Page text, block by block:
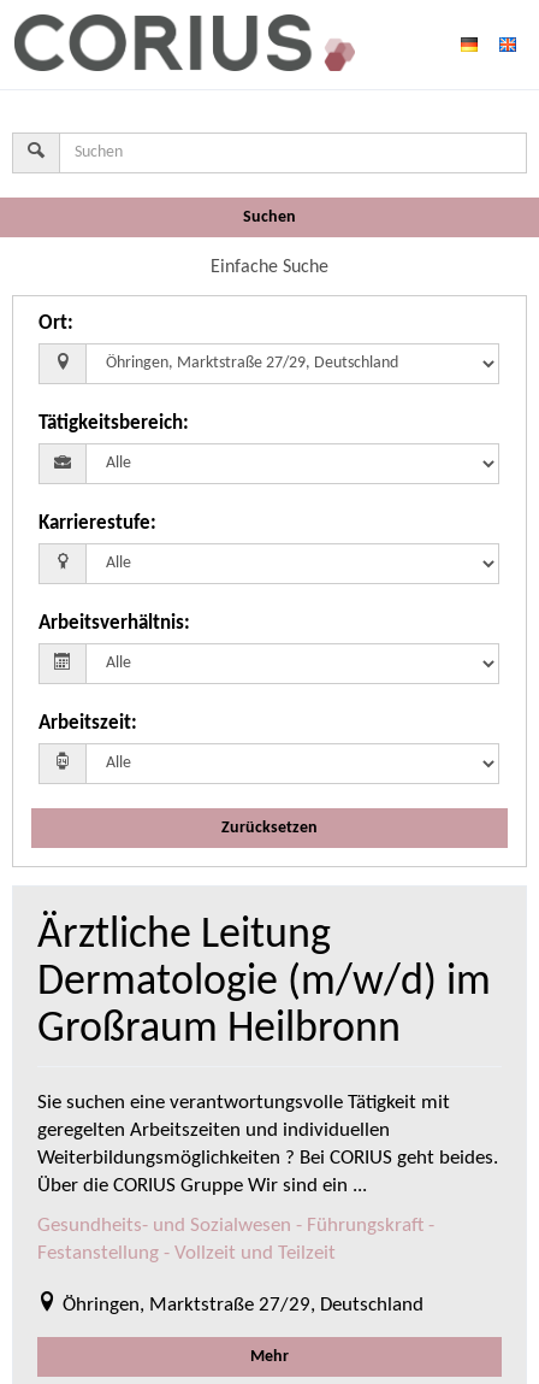
Suchen
Einfache Suche
Ort:
Tätigkeitsbereich:
Karrierestufe:
Arbeitsverhältnis:
Arbeitszeit:
Zurücksetzen
Ärztliche Leitung
Dermatologie (m/w/d) im
Großraum Heilbronn
Sie suchen eine verantwortungsvolle Tätigkeit mit
geregelten Arbeitszeiten und individuellen
Weiterbildungsmöglichkeiten ? Bei CORIUS geht beides.
Über die CORIUS Gruppe Wir sind ein ...
Gesundheits- und Sozialwesen - Führungskraft -
Festanstellung - Vollzeit und Teilzeit
Öhringen, Marktstraße 27/29, Deutschland
Mehr